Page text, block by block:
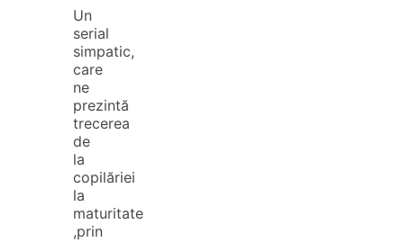
Un
serial
simpatic,
care
ne
prezintă
trecerea
de
la
copilăriei
la
maturitate
,prin